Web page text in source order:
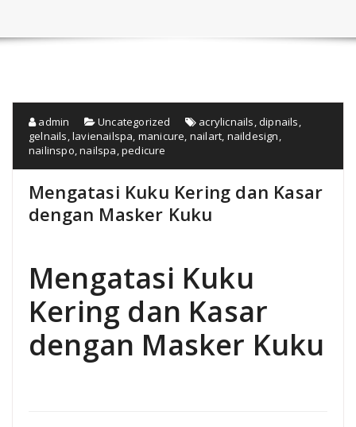
admin Uncategorized acrylicnails ,dipnails
gelnails ,lavienailspa manicure nailart naildesign
nailinspo ,nailspa ,pedicure
Mengatasi Kuku Kering dan Kasar
dengan Masker Kuku
Mengatasi Kuku
Kering dan Kasar
dengan Masker Kuku